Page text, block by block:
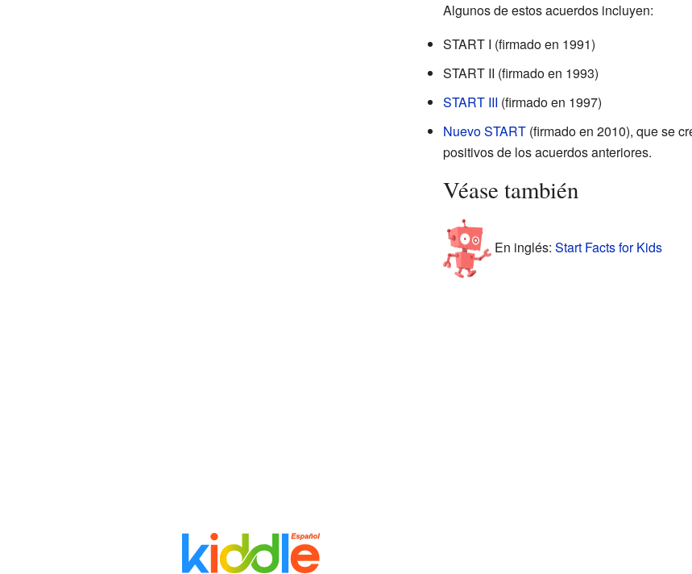
Algunos de estos acuerdos incluyen:
START I (firmado en 1991)
START II (firmado en 1993)
START III (firmado en 1997)
Nuevo START(firmado en 2010), que se
positivos de los acuerdos anteriores.
Véase también
En inglés: Start Facts for Kids